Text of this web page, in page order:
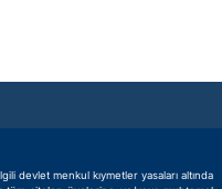
devlet menkul kıymetler yasaları altında